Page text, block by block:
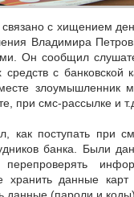
с хищением
Владимира
Он сообщил
средств с
злоумышленник
при смс-рассылке и
как поступать при
банка. Были
перепроверять
хранить данные
данные (пароли и